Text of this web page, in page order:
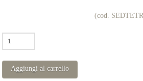
(cod.
SEDUTA
SALA
D'ATTESA
mod.
Aggiungi al carrello